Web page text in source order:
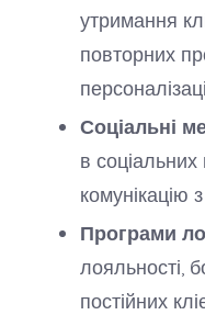
утримання
повторних
Соціальні
в
комунікацію
Програми
лояльності,
постійних